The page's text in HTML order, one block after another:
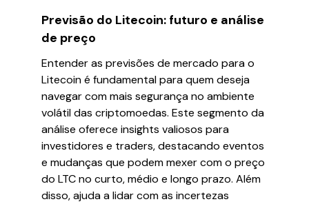
Previsão do Litecoin: futuro e análise
de preço
Entender as previsões de mercado para o
Litecoin é fundamental para quem deseja
navegar com mais segurança no ambiente
volátil das criptomoedas. Este segmento da
análise oferece insights valiosos para
investidores e traders, destacando eventos
e mudanças que podem mexer com o preço
do LTC no curto, médio e longo prazo. Além
disso, ajuda a lidar com as incertezas